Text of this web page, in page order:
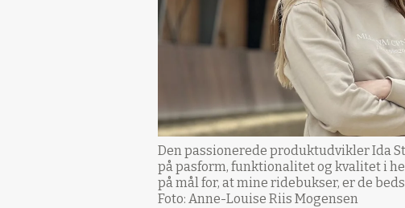
Den passionerede produktudvikler Ida
på pasform, funktionalitet og kvalitet i
på mål for, at mine ridebukser, er de
Foto: Anne-Louise Riis Mogensen